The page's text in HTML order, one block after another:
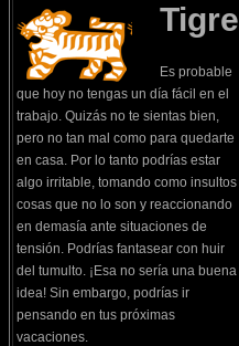
Tigre
Es probable
que hoy no tengas un día fácil en el
trabajo. Quizás no te sientas bien,
pero no tan mal como para quedarte
en casa. Por lo tanto podrías estar
algo irritable, tomando como insultos
cosas que no lo son y reaccionando
en demasía ante situaciones de
tensión. Podrías fantasear con huir
del tumulto. ¡Esa no sería una buena
idea! Sin embargo, podrías ir
pensando en tus próximas
vacaciones.